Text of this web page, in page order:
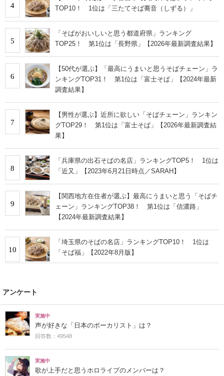
4
TOP10！ 1位は「三たてそば蕎音（しずる）」
5
「そばがおいしいと思う都道府県」ランキング
TOP25！ 第1位は「長野県」【2026年最新調査結果】
6
【50代が選ぶ】「最高にうまいと思うそばチェーン」ラ
ンキングTOP31！ 第1位は「富士そば」【2024年最新
調査結果】
7
【男性が選ぶ】近所に欲しい「そばチェーン」ランキン
グTOP29！ 第1位は「富士そば」【2026年最新調査結
果】
8
「兵庫県の出石そばの名店」ランキングTOP5！ 1位は
「近又」【2023年6月21日時点／SARAH】
9
【関西地方在住者が選ぶ】最高にうまいと思う「そばチ
ェーン」ランキングTOP38！ 第1位は「信濃路」
【2024年最新調査結果】
10
「埼玉県のそばの名店」ランキングTOP10！ 1位は
「そば福」【2022年8月版】
アンケート
実施中
声が好きな「日本のボーカリスト」は？
回答数：49548
実施中
歌が上手だと思うホロライブのメンバーは？